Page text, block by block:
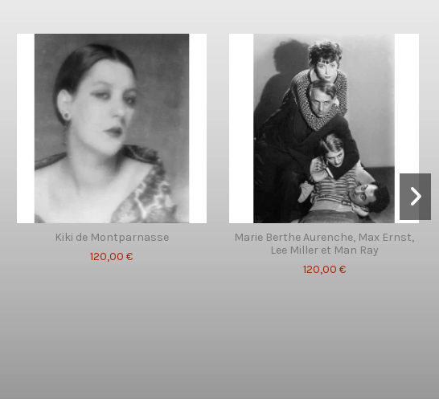
Kiki de Montparnasse
120,00 €
Marie Berthe Aurenche, Max Ernst,
Lee Miller et Man Ray
120,00 €